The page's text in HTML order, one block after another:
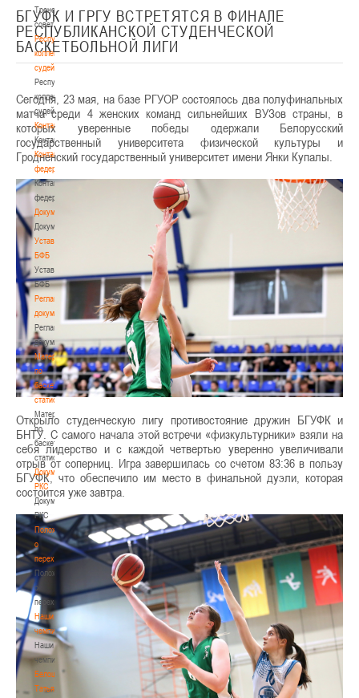
Тренерский
совет
Республиканская
коллегия
судей
Республиканская
коллегия
судей
Контакты
Контакты
Контакты
федерации
Контакты
федерации
Документы
Документы
Устав
БФБ
Устав
БФБ
Регламентирующие
документы
Регламентирующие
документы
Материалы
по
баскетбольной
статистике
Материалы
по
баскетбольной
статистике
Документы
РКС
Документы
РКС
Положение
о
переходах
Положение
о
переходах
Наши
чемпионы
Наши
чемпионы
Белошапко
Татьяна
БГУФК И ГРГУ ВСТРЕТЯТСЯ В ФИНАЛЕ
РЕСПУБЛИКАНСКОЙ СТУДЕНЧЕСКОЙ
БАСКЕТБОЛЬНОЙ ЛИГИ
Сегодня, 23 мая, на базе РГУОР состоялось два полуфинальных
матча среди 4 женских команд сильнейших ВУЗов страны, в
которых уверенные победы одержали Белорусский
государственный университета физической культуры и
Гродненский государственный университет имени Янки Купалы.
Открыло студенческую лигу противостояние дружин БГУФК и
БНТУ. С самого начала этой встречи «физкультурники» взяли на
себя лидерство и с каждой четвертью уверенно увеличивали
отрыв от соперниц. Игра завершилась со счетом 83:36 в пользу
БГУФК, что обеспечило им место в финальной дуэли, которая
состоится уже завтра.